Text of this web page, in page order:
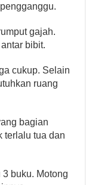
gajah.
bibit.
cukup. Selain
ruang
bagian
terlalu tua dan
buku. Motong